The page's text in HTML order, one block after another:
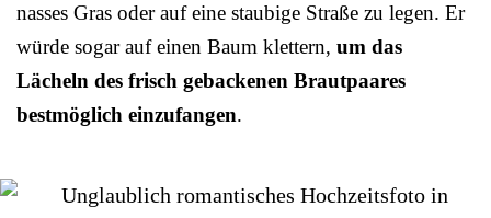
nasses Gras oder auf eine staubige Straße zu legen. Er
würde sogar auf einen Baum klettern, um das
Lächeln des frisch gebackenen Brautpaares
bestmöglich einzufangen.